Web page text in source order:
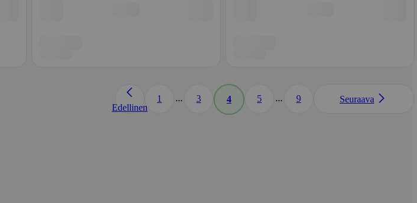
Edellinen
1 ... 3 4 5 ... 9 Seuraava